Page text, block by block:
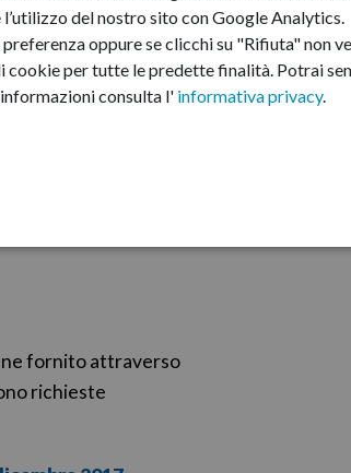
del nostro sito con Google Analytics.
preferenza oppure se clicchi su "Rifiuta"
cookie per tutte le predette finalità. Potrai
consulta l' informativa privacy.
del D. Lgs. 33/2013 art.
sono stati
è
fornito attraverso
richieste